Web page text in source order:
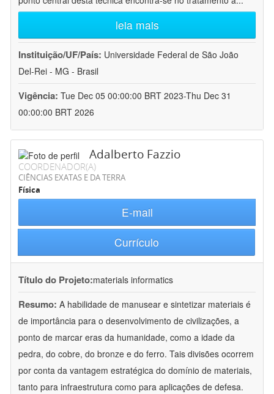
leia mais
Instituição/UF/País: Universidade Federal de São João
Del-Rei - MG - Brasil
Vigência: Tue Dec 05 00:00:00 BRT 2023-Thu Dec 31
00:00:00 BRT 2026
Adalberto Fazzio
COORDENADOR(A)
CIÊNCIAS EXATAS E DA TERRA
Física
E-mail
Currículo
Título do Projeto:materials informatics
Resumo: A habilidade de manusear e sintetizar materiais é
de importância para o desenvolvimento de civilizações, a
ponto de marcar eras da humanidade, como a idade da
pedra, do cobre, do bronze e do ferro. Tais divisões ocorrem
por conta da vantagem estratégica do domínio de materiais,
tanto para infraestrutura como para aplicações de defesa.